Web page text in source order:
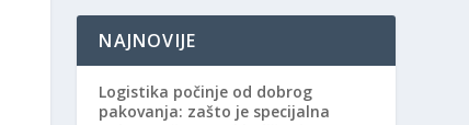
NAJNOVIJE
Logistika počinje od dobrog
pakovanja: zašto je specijalna